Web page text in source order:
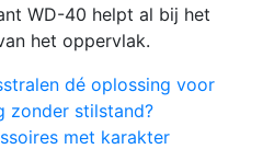
WD-40 helpt al bij het
het oppervlak.
dé oplossing voor
zonder stilstand?
met karakter